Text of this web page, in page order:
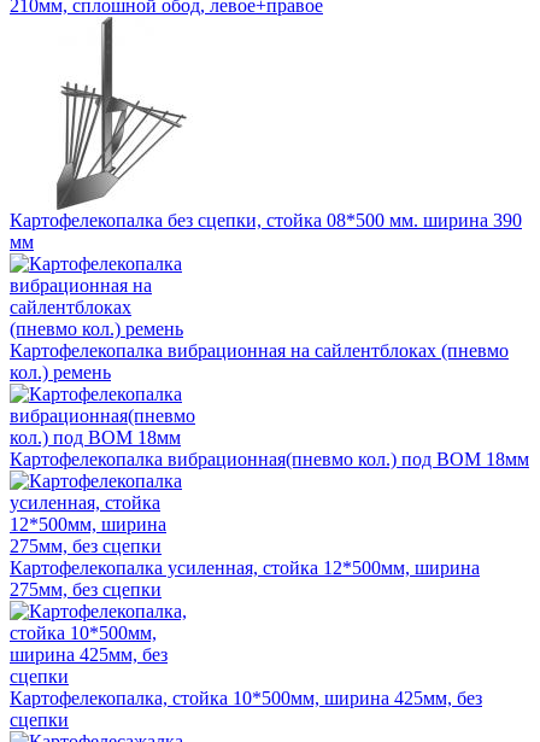
210мм, сплошной обод, левое+правое
Картофелекопалка без сцепки, стойка 08*500 мм. ширина 390
мм
Картофелекопалка вибрационная на сайлентблоках (пневмо
кол.) ремень
Картофелекопалка вибрационная(пневмо кол.) под ВОМ 18мм
Картофелекопалка усиленная, стойка 12*500мм, ширина
275мм, без сцепки
Картофелекопалка, стойка 10*500мм, ширина 425мм, без
сцепки